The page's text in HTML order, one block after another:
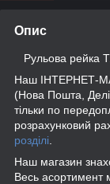
Опис
Рульова рейка
Наш ІНТЕРНЕТ-
(Нова Пошта,
тільки по
розрахунковий
розділі
Наш магазин
Весь асортимент